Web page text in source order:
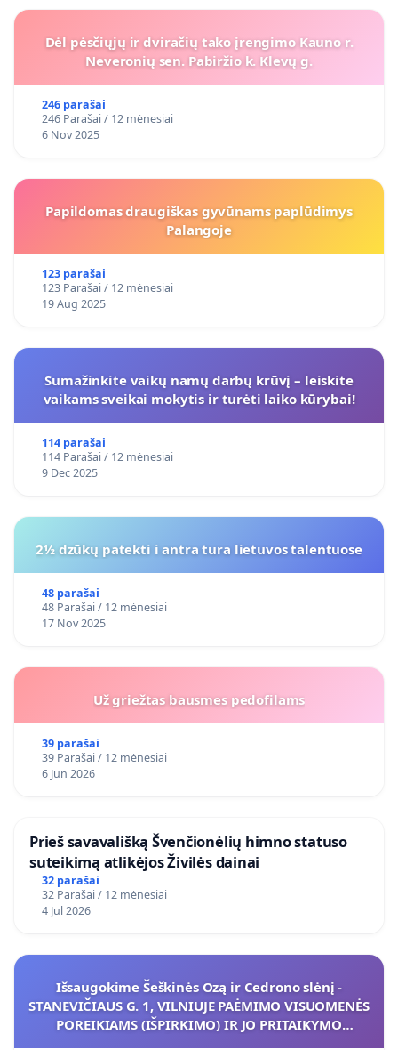
Dėl pėsčiųjų ir dviračių tako įrengimo Kauno r.
Neveronių sen. Pabiržio k. Klevų g.
246 parašai
246 Parašai / 12 mėnesiai
6 Nov 2025
Papildomas draugiškas gyvūnams paplūdimys
Palangoje
123 parašai
123 Parašai / 12 mėnesiai
19 Aug 2025
Sumažinkite vaikų namų darbų krūvį – leiskite
vaikams sveikai mokytis ir turėti laiko kūrybai!
114 parašai
114 Parašai / 12 mėnesiai
9 Dec 2025
2½ dzūkų patekti i antra tura lietuvos talentuose
48 parašai
48 Parašai / 12 mėnesiai
17 Nov 2025
Už griežtas bausmes pedofilams
39 parašai
39 Parašai / 12 mėnesiai
6 Jun 2026
​Prieš savavališką Švenčionėlių himno statuso
suteikimą atlikėjos Živilės dainai
32 parašai
32 Parašai / 12 mėnesiai
4 Jul 2026
Išsaugokime Šeškinės Ozą ir Cedrono slėnį -
STANEVIČIAUS G. 1, VILNIUJE PAĖMIMO VISUOMENĖS
POREIKIAMS (IŠPIRKIMO) IR JO PRITAIKYMO